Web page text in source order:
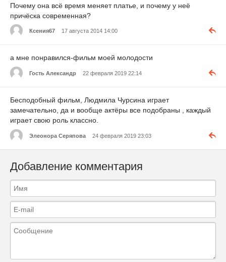
Почему она всё время меняет платье, и почему у неё
причёска современная?
Ксения67 17 августа 2014 14:00
а мне понравился-фильм моей молодости
Гость Александр 22 февраля 2019 22:14
Бесподобный фильм, Людмила Чурсина играет
замечательно, да и вообще актёры все подобраны , каждый
играет свою роль классно.
Элеонора Серяпова 24 февраля 2019 23:03
Добавление комментария